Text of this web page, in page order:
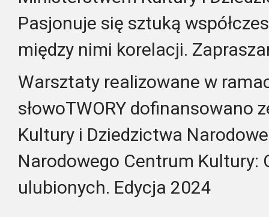
Pasjonuje się sztuką
między nimi korelacji.
Warsztaty realizowane w
słowoTWORY dofinansowano
Kultury i Dziedzictwa
Narodowego Centrum Kultury:
ulubionych. Edycja 2024